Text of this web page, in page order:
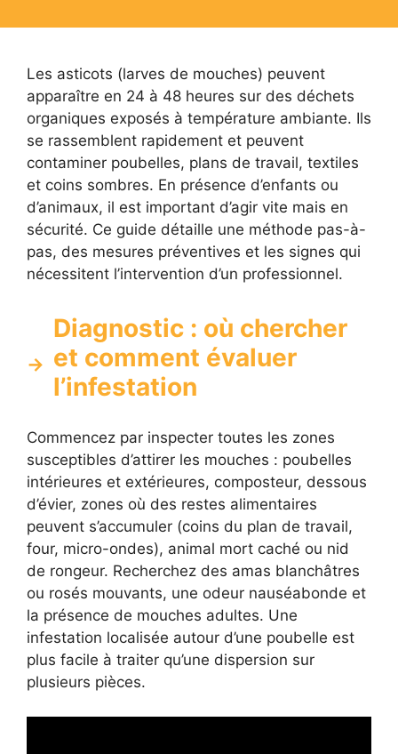
Les asticots (larves de mouches) peuvent
apparaître en 24 à 48 heures sur des déchets
organiques exposés à température ambiante. Ils
se rassemblent rapidement et peuvent
contaminer poubelles, plans de travail, textiles
et coins sombres. En présence d’enfants ou
d’animaux, il est important d’agir vite mais en
sécurité. Ce guide détaille une méthode pas-à-
pas, des mesures préventives et les signes qui
nécessitent l’intervention d’un professionnel.
Diagnostic : où chercher
et comment évaluer
l’infestation
Commencez par inspecter toutes les zones
susceptibles d’attirer les mouches : poubelles
intérieures et extérieures, composteur, dessous
d’évier, zones où des restes alimentaires
peuvent s’accumuler (coins du plan de travail,
four, micro-ondes), animal mort caché ou nid
de rongeur. Recherchez des amas blanchâtres
ou rosés mouvants, une odeur nauséabonde et
la présence de mouches adultes. Une
infestation localisée autour d’une poubelle est
plus facile à traiter qu’une dispersion sur
plusieurs pièces.